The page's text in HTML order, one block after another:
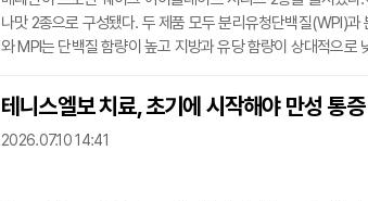
나맛 2종으로 구성됐다. 두 제품 모두 분리유청단백질(WPI)
와 MPI는 단백질 함량이 높고 지방과 유당 함량이 상대적으로
바나나맛은 바나나의 달콤함과 부드러운 풍미를 담았다.베네
은 단백질 섭취는 물론 맛과 음용감을 함께 반영한 제품"이라
춘 제품 라인업
테니스엘보 치료, 초기에 시작해야 만성 통
2026.07.10 14:41